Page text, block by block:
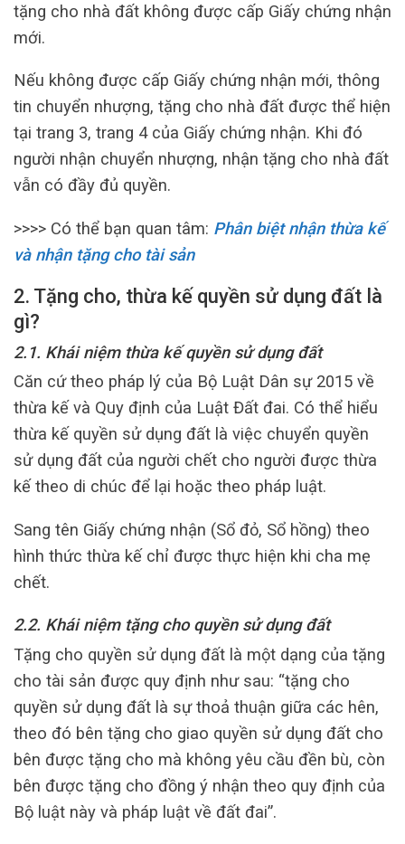
tặng cho nhà đất không được cấp Giấy chứng nhận
mới.
Nếu không được cấp Giấy chứng nhận mới, thông
tin chuyển nhượng, tặng cho nhà đất được thể hiện
tại trang 3, trang 4 của Giấy chứng nhận. Khi đó
người nhận chuyển nhượng, nhận tặng cho nhà đất
vẫn có đầy đủ quyền.
>>>> Có thể bạn quan tâm: Phân biệt nhận thừa kế
và nhận tặng cho tài sản
2. Tặng cho, thừa kế quyền sử dụng đất là
gì?
2.1. Khái niệm thừa kế quyền sử dụng đất
Căn cứ theo pháp lý của Bộ Luật Dân sự 2015 về
thừa kế và Quy định của Luật Đất đai. Có thể hiểu
thừa kế quyền sử dụng đất là việc chuyển quyền
sử dụng đất của người chết cho người được thừa
kế theo di chúc để lại hoặc theo pháp luật.
Sang tên Giấy chứng nhận (Sổ đỏ, Sổ hồng) theo
hình thức thừa kế chỉ được thực hiện khi cha mẹ
chết.
2.2. Khái niệm tặng cho quyền sử dụng đất
Tặng cho quyền sử dụng đất là một dạng của tặng
cho tài sản được quy định như sau: “tặng cho
quyền sử dụng đất là sự thoả thuận giữa các hên,
theo đó bên tặng cho giao quyền sử dụng đất cho
bên được tặng cho mà không yêu cầu đền bù, còn
bên được tặng cho đồng ý nhận theo quy định của
Bộ luật này và pháp luật về đất đai”.